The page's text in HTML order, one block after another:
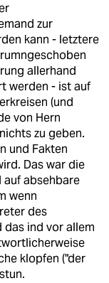
zur
kann - letztere
allerhand
werden - ist auf
(und
von Hern
zu geben.
und Fakten
Das war die
absehbare
wenn
des
ind vor allem
klopfen ("der